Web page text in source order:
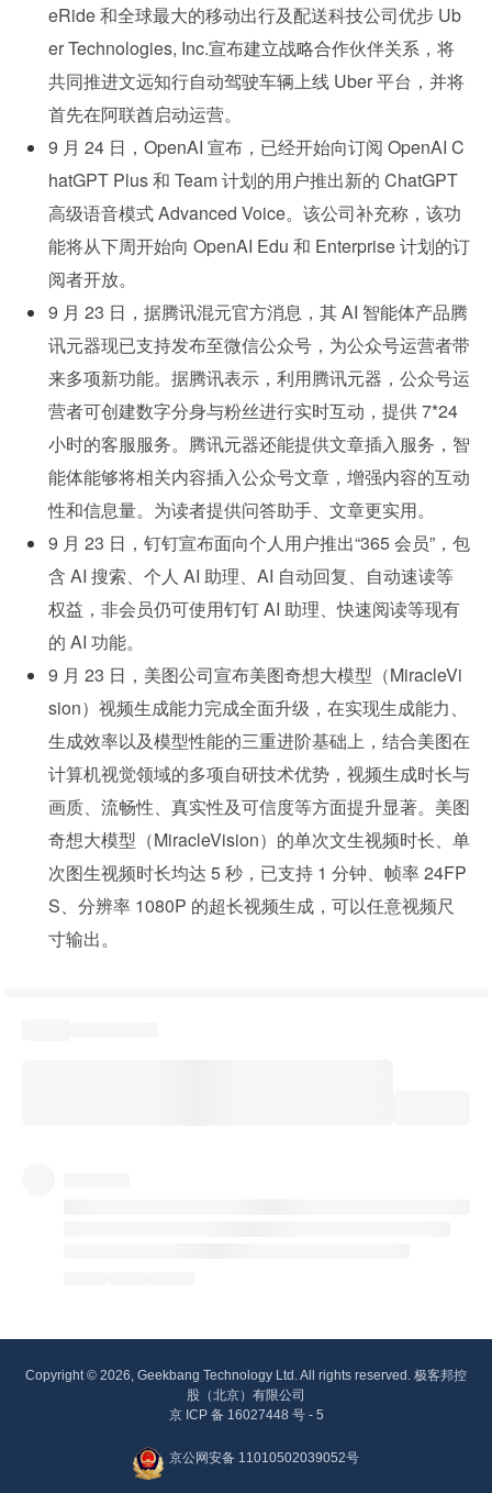
eRide 和全球最大的移动出行及配送科技公司优步 Ub
er Technologies, Inc.宣布建立战略合作伙伴关系，将
共同推进文远知行自动驾驶车辆上线 Uber 平台，并将
首先在阿联酋启动运营。
9 月 24 日，OpenAI 宣布，已经开始向订阅 OpenAI C
hatGPT Plus 和 Team 计划的用户推出新的 ChatGPT
高级语音模式 Advanced Voice。该公司补充称，该功
能将从下周开始向 OpenAI Edu 和 Enterprise 计划的订
阅者开放。
9 月 23 日，据腾讯混元官方消息，其 AI 智能体产品腾
讯元器现已支持发布至微信公众号，为公众号运营者带
来多项新功能。据腾讯表示，利用腾讯元器，公众号运
营者可创建数字分身与粉丝进行实时互动，提供 7*24
小时的客服服务。腾讯元器还能提供文章插入服务，智
能体能够将相关内容插入公众号文章，增强内容的互动
性和信息量。为读者提供问答助手、文章更实用。
9 月 23 日，钉钉宣布面向个人用户推出“365 会员”，包
含 AI 搜索、个人 AI 助理、AI 自动回复、自动速读等
权益，非会员仍可使用钉钉 AI 助理、快速阅读等现有
的 AI 功能。
9 月 23 日，美图公司宣布美图奇想大模型（MiracleVi
sion）视频生成能力完成全面升级，在实现生成能力、
生成效率以及模型性能的三重进阶基础上，结合美图在
计算机视觉领域的多项自研技术优势，视频生成时长与
画质、流畅性、真实性及可信度等方面提升显著。美图
奇想大模型（MiracleVision）的单次文生视频时长、单
次图生视频时长均达 5 秒，已支持 1 分钟、帧率 24FP
S、分辨率 1080P 的超长视频生成，可以任意视频尺
寸输出。
Copyright © 2026, Geekbang Technology Ltd. All rights reserved. 极客邦控
股（北京）有限公司
京 ICP 备 16027448 号 - 5
京公网安备 11010502039052号